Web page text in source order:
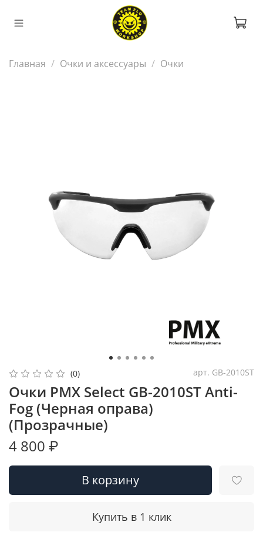
Главная Очки и аксессуары Очки
(0) арт. GB-2010ST
Очки PMX Select GB-2010ST Anti-
Fog (Черная оправа)
(Прозрачные)
4 800 ₽
В корзину
Купить в 1 клик